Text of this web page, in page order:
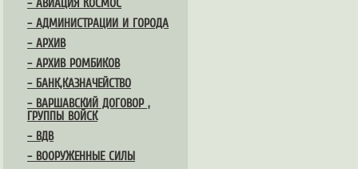
– АВИАЦИЯ КОСМОС
– АДМИНИСТРАЦИИ И ГОРОДА
– АРХИВ
– АРХИВ РОМБИКОВ
– БАНК,КАЗНАЧЕЙСТВО
– ВАРШАВСКИЙ ДОГОВОР ,
ГРУППЫ ВОЙСК
– ВДВ
– ВООРУЖЕННЫЕ СИЛЫ